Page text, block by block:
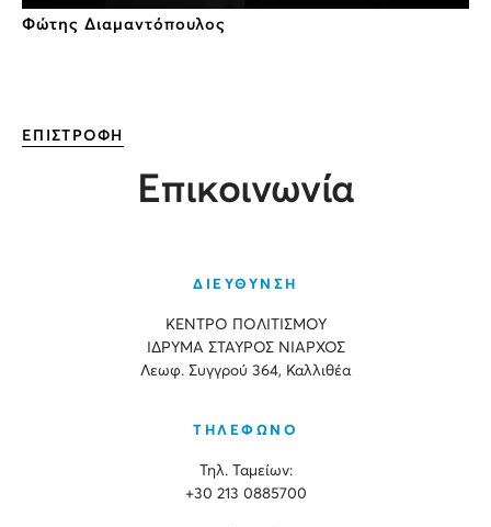
Φώτης Διαμαντόπουλος
ΕΠΙΣΤΡΟΦΗ
Επικοινωνία
ΔΙΕΥΘΥΝΣΗ
ΚΕΝΤΡΟ ΠΟΛΙΤΙΣΜΟΥ
ΙΔΡΥΜΑ ΣΤΑΥΡΟΣ ΝΙΑΡΧΟΣ
Λεωφ. Συγγρού 364, Καλλιθέα
ΤΗΛΕΦΩΝΟ
Τηλ. Ταμείων:
+30 213 0885700